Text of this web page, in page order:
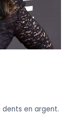
dents en argent.